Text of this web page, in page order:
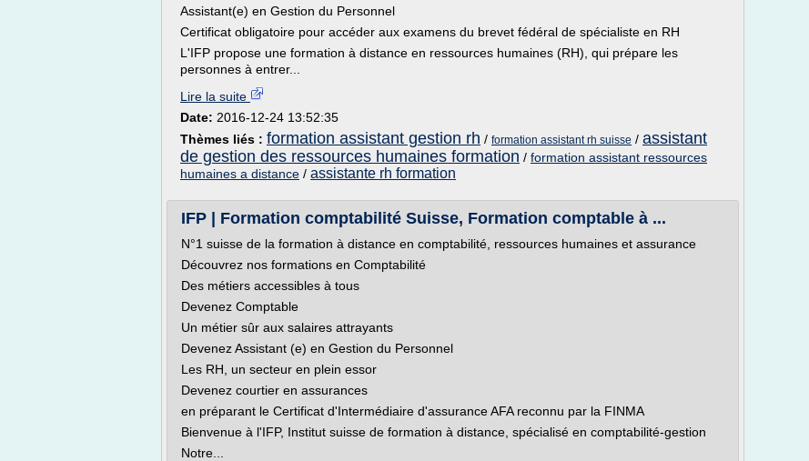
Assistant(e) en Gestion du Personnel
Certificat obligatoire pour accéder aux examens du brevet fédéral de spécialiste en RH
L'IFP propose une formation à distance en ressources humaines (RH), qui prépare les
personnes à entrer...
Lire la suite
Date: 2016-12-24 13:52:35
Thèmes liés : formation assistant gestion rh / formation assistant rh suisse / assistant
de gestion des ressources humaines formation / formation assistant ressources
humaines a distance / assistante rh formation
IFP | Formation comptabilité Suisse, Formation comptable à ...
N°1 suisse de la formation à distance en comptabilité, ressources humaines et assurance
Découvrez nos formations en Comptabilité
Des métiers accessibles à tous
Devenez Comptable
Un métier sûr aux salaires attrayants
Devenez Assistant (e) en Gestion du Personnel
Les RH, un secteur en plein essor
Devenez courtier en assurances
en préparant le Certificat d'Intermédiaire d'assurance AFA reconnu par la FINMA
Bienvenue à l'IFP, Institut suisse de formation à distance, spécialisé en comptabilité-gestion
Notre...